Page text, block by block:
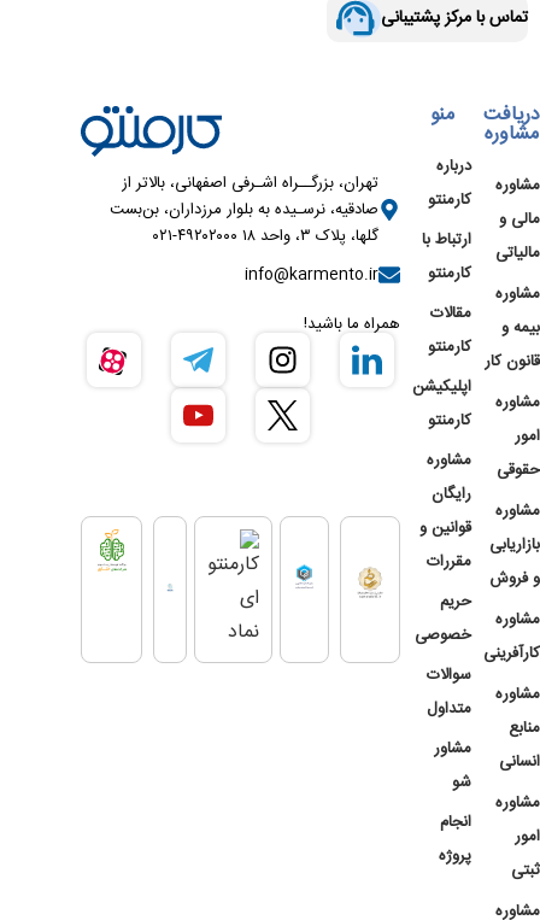
تماس با مرکز پشتیبانی
دریافت
مشاوره
مشاوره
مالی و
مالیاتی
مشاوره
بیمه و
قانون کار
مشاوره
امور
حقوقی
مشاوره
بازاریابی
و فروش
مشاوره
کارآفرینی
مشاوره
منابع
انسانی
مشاوره
امور
ثبتی
مشاوره
منو
درباره
کارمنتو
ارتباط با
کارمنتو
مقالات
کارمنتو
اپلیکیشن
کارمنتو
مشاوره
رایگان
قوانین و
مقررات
حریم
خصوصی
سوالات
متداول
مشاور
شو
انجام
پروژه
تهران، بزرگــراه اشـرفی اصفهانی، بالاتر از
صادقیه، نرسـیده به بلوار مرزداران، بن‌بست
گلها، پلاک ۳، واحد ۱۸ ۴۹۲۰۲۰۰۰-۰۲۱
info@karmento.ir
همراه ما باشید!